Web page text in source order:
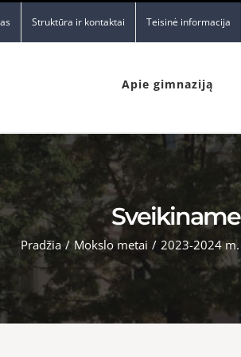
Struktūra ir kontaktai Teisinė informacija
Apie gimnaziją
Pradžia / Mokslo metai / 2023-2024